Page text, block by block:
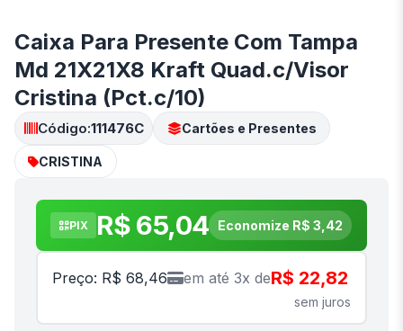
Caixa Para Presente Com Tampa
Md 21X21X8 Kraft Quad.c/Visor
Cristina (Pct.c/10)
Código:111476C Cartões e Presentes
CRISTINA
PIX R$ 65,04 Economize R$ 3,42
Preço: R$ 68,46 em até 3x deR$ 22,82
sem juros